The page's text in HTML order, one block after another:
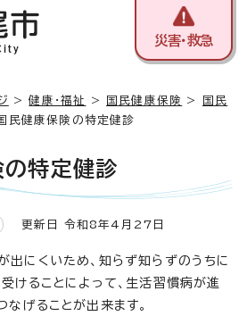
災害・救急
>健康・福祉 > 国民健康保険 >
国民
民健康保険の特定健診
の特定健診
更新日 令和8年4月27日
出にくいため、知らず知らずのうちに
けることによって、生活習慣病が進
げることが出来ます。